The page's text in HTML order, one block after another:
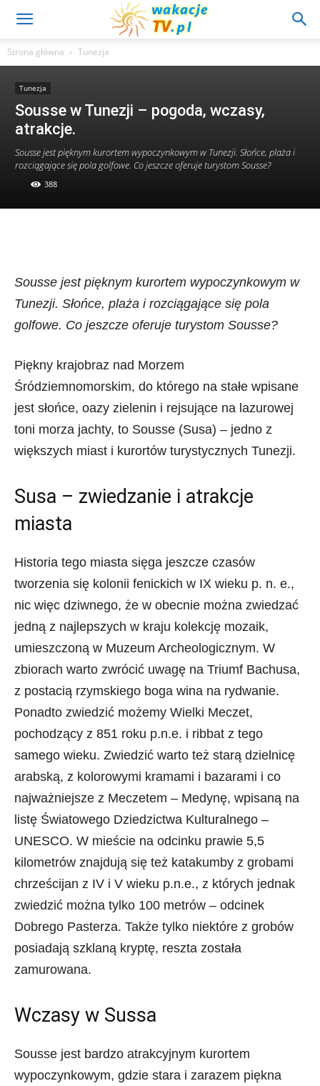
Strona główna Tunezja
Tunezja
Sousse w Tunezji – pogoda, wczasy,
atrakcje.
Sousse jest pięknym kurortem wypoczynkowym w Tunezji. Słońce, plaża i
rozciągające się pola golfowe. Co jeszcze oferuje turystom Sousse?
388
Sousse jest pięknym kurortem wypoczynkowym w
Tunezji. Słońce, plaża i rozciągające się pola
golfowe. Co jeszcze oferuje turystom Sousse?
Piękny krajobraz nad Morzem
Śródziemnomorskim, do którego na stałe wpisane
jest słońce, oazy zielenin i rejsujące na lazurowej
toni morza jachty, to Sousse (Susa) – jedno z
większych miast i kurortów turystycznych Tunezji.
Susa – zwiedzanie i atrakcje
miasta
Historia tego miasta sięga jeszcze czasów
tworzenia się kolonii fenickich w IX wieku p. n. e.,
nic więc dziwnego, że w obecnie można zwiedzać
jedną z najlepszych w kraju kolekcję mozaik,
umieszczoną w Muzeum Archeologicznym. W
zbiorach warto zwrócić uwagę na Triumf Bachusa,
z postacią rzymskiego boga wina na rydwanie.
Ponadto zwiedzić możemy Wielki Meczet,
pochodzący z 851 roku p.n.e. i ribbat z tego
samego wieku. Zwiedzić warto też starą dzielnicę
arabską, z kolorowymi kramami i bazarami i co
najważniejsze z Meczetem – Medynę, wpisaną na
listę Światowego Dziedzictwa Kulturalnego –
UNESCO. W mieście na odcinku prawie 5,5
kilometrów znajdują się też katakumby z grobami
chrześcijan z IV i V wieku p.n.e., z których jednak
zwiedzić można tylko 100 metrów – odcinek
Dobrego Pasterza. Także tylko niektóre z grobów
posiadają szklaną kryptę, reszta została
zamurowana.
Wczasy w Sussa
Sousse jest bardzo atrakcyjnym kurortem
wypoczynkowym, gdzie stara i zarazem piękna